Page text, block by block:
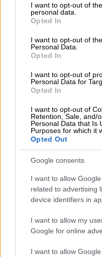
not limited to your visit or
grant or deny consent to
use your data for below
consent section.
I want to opt-out of
personal data.
Opted In
I want to opt-out of
Personal Data.
Opted In
I want to opt-out of
Personal Data for
Opted In
I want to opt-out of
Retention, Sale, and/
Personal Data that Is
Purposes for which it
Opted Out
Google consents
I want to allow
related to advertising
device identifiers in
I want to allow my
Google for online
I want to allow
Κόσμος|30.07.2026
Νέα ουκρανική
τάνκερ
Προκοπίου
Τρίτη επίθεση σε
δεύτερη σε
πετρελαίου στη